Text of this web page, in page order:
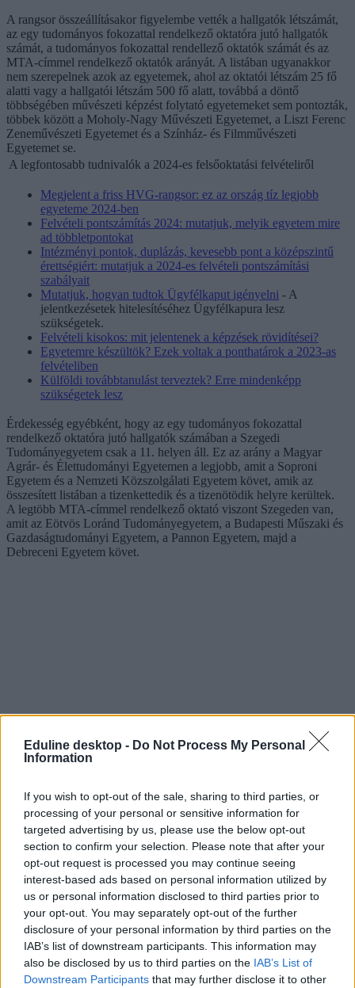
Eduline desktop - Do Not Process My Personal
Information
If you wish to opt-out of the sale, sharing to third parties, or
processing of your personal or sensitive information for
targeted advertising by us, please use the below opt-out
section to confirm your selection. Please note that after your
opt-out request is processed you may continue seeing
interest-based ads based on personal information utilized by
us or personal information disclosed to third parties prior to
your opt-out. You may separately opt-out of the further
disclosure of your personal information by third parties on the
IAB’s list of downstream participants. This information may
also be disclosed by us to third parties on the IAB’s List of
Downstream Participants that may further disclose it to other
A rangsor összeállításakor figyelembe vették a hallgatók létszámát,
az egy tudományos fokozattal rendelkező oktatóra jutó hallgatók
számát, a tudományos fokozattal rendellező oktatók számát és az
MTA-címmel rendelkező oktatók arányát. A listában ugyanakkor
nem szerepelnek azok az egyetemek, ahol az oktatói létszám 25 fő
alatti vagy a hallgatói létszám 500 fő alatt, továbbá a döntő
többségében művészeti képzést folytató egyetemeket sem pontozták,
többek között a Moholy-Nagy Művészeti Egyetemet, a Liszt Ferenc
Zeneművészeti Egyetemet és a Színház- és Filmművészeti
Egyetemet se.
A legfontosabb tudnivalók a 2024-es felsőoktatási felvételiről
Megjelent a friss HVG-rangsor: ez az ország tíz legjobb
egyeteme 2024-ben
Felvételi pontszámítás 2024: mutatjuk, melyik egyetem mire
ad többletpontokat
Intézményi pontok, duplázás, kevesebb pont a középszintű
érettségiért: mutatjuk a 2024-es felvételi pontszámítási
szabályait
Mutatjuk, hogyan tudtok Ügyfélkaput igényelni - A
jelentkezésetek hitelesítéséhez Ügyfélkapura lesz
szükségetek.
Felvételi kisokos: mit jelentenek a képzések rövidítései?
Egyetemre készültök? Ezek voltak a ponthatárok a 2023-as
felvételiben
Külföldi továbbtanulást terveztek? Erre mindenképp
szükségetek lesz
Érdekesség egyébként, hogy az egy tudományos fokozattal
rendelkező oktatóra jutó hallgatók számában a Szegedi
Tudományegyetem csak a 11. helyen áll. Ez az arány a Magyar
Agrár- és Élettudományi Egyetemen a legjobb, amit a Soproni
Egyetem és a Nemzeti Közszolgálati Egyetem követ, amik az
összesített listában a tizenkettedik és a tizenötödik helyre kerültek.
A legtöbb MTA-címmel rendelkező oktató viszont Szegeden van,
amit az Eötvös Loránd Tudományegyetem, a Budapesti Műszaki és
Gazdaságtudományi Egyetem, a Pannon Egyetem, majd a
Debreceni Egyetem követ.